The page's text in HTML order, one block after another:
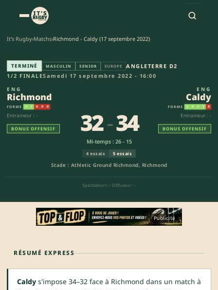
It's Rugby›Matchs›Richmond - Caldy (17 septembre 2022)
Richmond - Caldy (32-34) |
TERMINÉ MASCULIN SENIOR EUROPE
ANGLETERRE D2
1/2 FINALESamedi 17 septembre 2022 - 16:00
ENG
Richmond
FORME V V D D D
Entraineur : -
BONUS OFFENSIF
Stade : Athletic Ground Richmond, Richmond
32-34
Mi-temps : 26 - 15
4 essais 5 essais
Spectateurs : - Diffuseur : -
ENG
Caldy
FORME V V V V D
Entraineur : -
BONUS OFFENSIF
Publicité
RÉSUMÉ EXPRESS
Caldy s'impose 34–32 face à Richmond dans un match à